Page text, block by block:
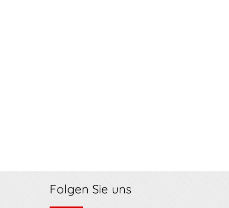
Folgen Sie uns